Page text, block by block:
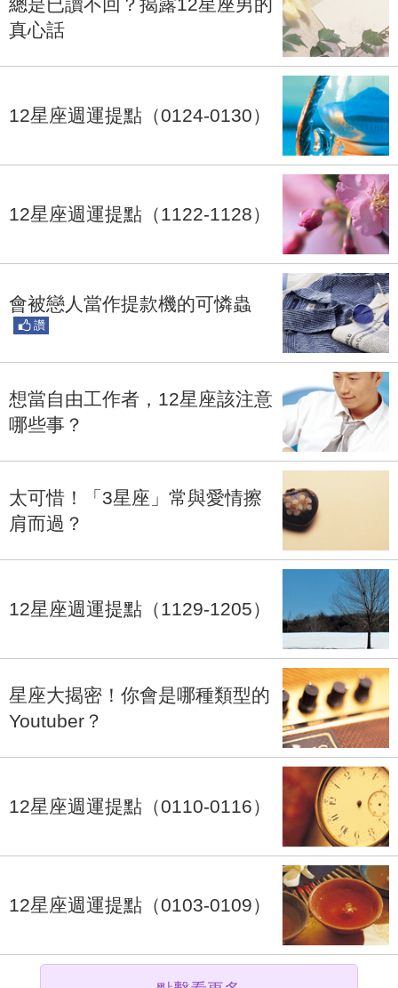
真心話
12星座週運提點（0124-0130）
12星座週運提點（1122-1128）
會被戀人當作提款機的可憐蟲
讚
想當自由工作者，12星座該注意
哪些事？
太可惜！「3星座」常與愛情擦
肩而過？
12星座週運提點（1129-1205）
星座大揭密！你會是哪種類型的
Youtuber？
12星座週運提點（0110-0116）
12星座週運提點（0103-0109）